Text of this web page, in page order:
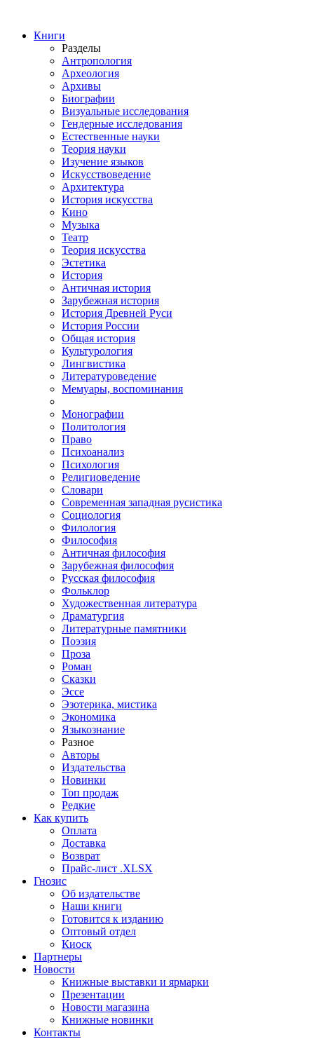
Книги
Разделы
Антропология
Археология
Архивы
Биографии
Визуальные исследования
Гендерные исследования
Естественные науки
Теория науки
Изучение языков
Искусствоведение
Архитектура
История искусства
Кино
Музыка
Театр
Теория искусства
Эстетика
История
Античная история
Зарубежная история
История Древней Руси
История России
Общая история
Культурология
Лингвистика
Литературоведение
Мемуары, воспоминания
Монографии
Политология
Право
Психоанализ
Психология
Религиоведение
Словари
Современная западная русистика
Социология
Филология
Философия
Античная философия
Зарубежная философия
Русская философия
Фольклор
Художественная литература
Драматургия
Литературные памятники
Поэзия
Проза
Роман
Сказки
Эссе
Эзотерика, мистика
Экономика
Языкознание
Разное
Авторы
Издательства
Новинки
Топ продаж
Редкие
Как купить
Оплата
Доставка
Возврат
Прайс-лист .XLSX
Гнозис
Об издательстве
Наши книги
Готовится к изданию
Оптовый отдел
Киоск
Партнеры
Новости
Книжные выставки и ярмарки
Презентации
Новости магазина
Книжные новинки
Контакты